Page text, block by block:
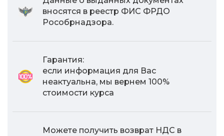
вносятся в реестр ФИС ФРДО
Рособрнадзора.
Гарантия:
если информация для Вас
неактуальна, мы вернем 100%
стоимости курса
Можете получить возврат НДС в